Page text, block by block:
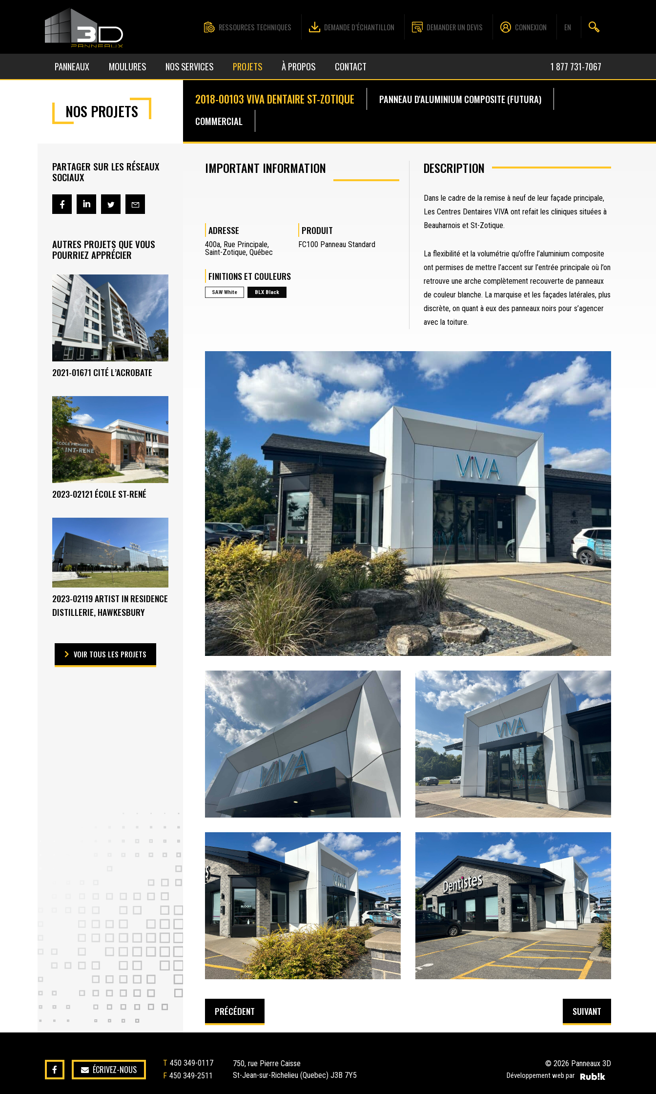
RESSOURCES TECHNIQUES DEMANDE D’ÉCHANTILLON DEMANDER UN DEVIS CONNEXION EN
PANNEAUX MOULURES NOS SERVICES PROJETS À PROPOS CONTACT 1 877 731-7067
NOS PROJETS
2018-00103 VIVA DENTAIRE ST-ZOTIQUE
PANNEAU D'ALUMINIUM COMPOSITE (FUTURA)
COMMERCIAL
PARTAGER SUR LES RÉSEAUX
SOCIAUX
AUTRES PROJETS QUE VOUS
POURRIEZ APPRÉCIER
2021-01671 CITÉ L’ACROBATE
2023-02121 ÉCOLE ST-RENÉ
2023-02119 ARTIST IN RESIDENCE
DISTILLERIE, HAWKESBURY
VOIR TOUS LES PROJETS
IMPORTANT INFORMATION
ADRESSE
400a, Rue Principale,
Saint-Zotique, Québec
FINITIONS ET COULEURS
SAW White BLX Black
PRODUIT
FC100 Panneau Standard
DESCRIPTION
Dans le cadre de la remise à neuf de leur façade principale,
Les Centres Dentaires VIVA ont refait les cliniques situées à
Beauharnois et St-Zotique.
La flexibilité et la volumétrie qu’offre l’aluminium composite
ont permises de mettre l’accent sur l’entrée principale où l’on
retrouve une arche complètement recouverte de panneaux
de couleur blanche. La marquise et les façades latérales, plus
discrète, on quant à eux des panneaux noirs pour s’agencer
avec la toiture.
PRÉCÉDENT SUIVANT
ÉCRIVEZ-NOUS
T 450 349-0117
F 450 349-2511
750, rue Pierre Caisse
St-Jean-sur-Richelieu (Quebec) J3B 7Y5
© 2026 Panneaux 3D
Développement web par